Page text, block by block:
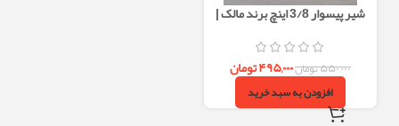
شیر پیسوار 3/8 اینچ برند مالک |
سنگین‌وزن، با فیلتر داخلی و رزوه
بلند
۵۵۰,۰۰۰تومان۴۹۵,۰۰۰تومان
افزودن به سبد خرید